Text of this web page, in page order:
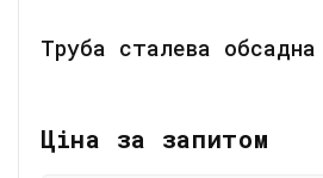
Труба сталева
Ціна за запитом